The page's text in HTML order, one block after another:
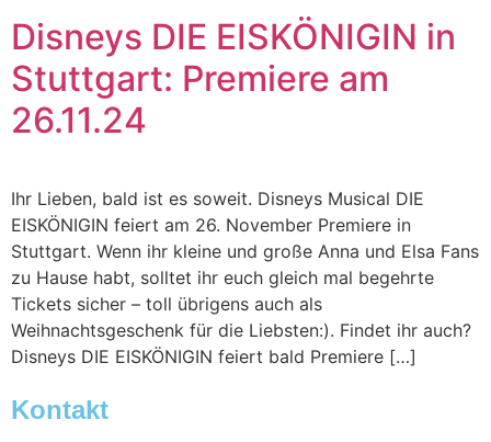
Disneys DIE EISKÖNIGIN in
Stuttgart: Premiere am
26.11.24
Ihr Lieben, bald ist es soweit. Disneys Musical DIE
EISKÖNIGIN feiert am 26. November Premiere in
Stuttgart. Wenn ihr kleine und große Anna und Elsa Fans
zu Hause habt, solltet ihr euch gleich mal begehrte
Tickets sicher – toll übrigens auch als
Weihnachtsgeschenk für die Liebsten:). Findet ihr auch?
Disneys DIE EISKÖNIGIN feiert bald Premiere […]
Kontakt